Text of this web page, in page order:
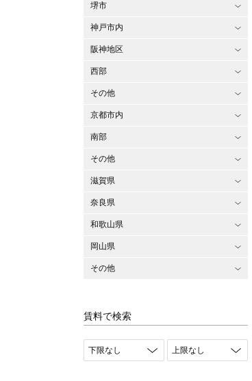
堺市
神戸市内
阪神地区
西部
その他
京都市内
南部
その他
滋賀県
奈良県
和歌山県
岡山県
その他
賃料で検索